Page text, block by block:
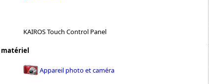
KAIROS Touch Control Panel
matériel
Appareil photo et caméra